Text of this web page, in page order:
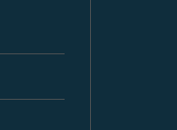
探す
ーを探す
ファーを探す
オファーを探す
オファーを探す
disclaimer. オファーを探す
offers-disclaimer. オファー
view-offers-disclaimer. オフ